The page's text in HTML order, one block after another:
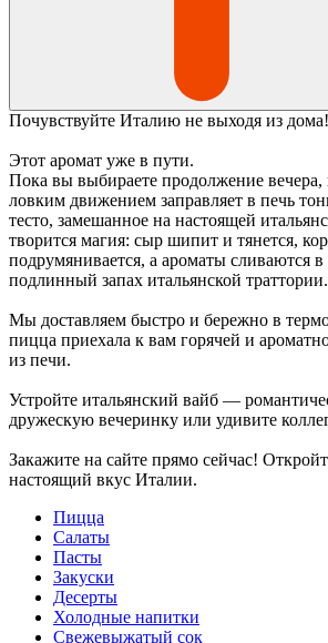
Почувствуйте Италию не выходя из дома!
Этот аромат уже в пути.
Пока вы выбираете продолжение вечера,
ловким движением заправляет в печь
тесто, замешанное на настоящей
творится магия: сыр шипит и тянется,
подрумянивается, а ароматы сливаются
подлинный запах итальянской траттории.
Мы доставляем быстро и бережно в
пицца приехала к вам горячей и
из печи.
Устройте итальянский вайб —
дружескую вечеринку или удивите
Закажите на сайте прямо сейчас!
настоящий вкус Италии.
Пицца
Салаты
Пасты
Закуски
Десерты
Холодные напитки
Свежевыжатый сок